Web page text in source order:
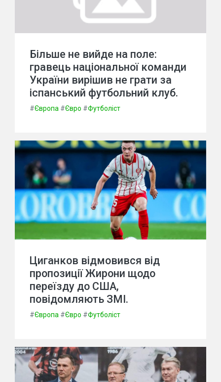
Більше не вийде на поле:
гравець національної команди
України вирішив не грати за
іспанський футбольний клуб.
#Європа #Євро #Футболіст
Циганков відмовився від
пропозиції Жирони щодо
переїзду до США,
повідомляють ЗМІ.
#Європа #Євро #Футболіст